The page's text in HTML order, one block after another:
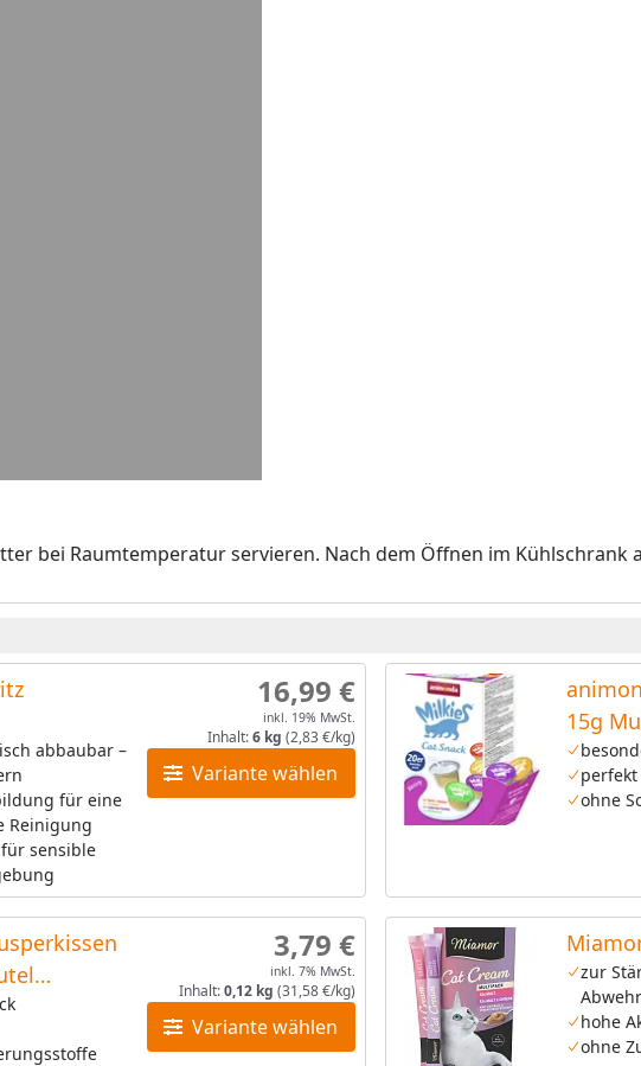
bei Raumtemperatur servieren. Nach dem Öffnen im Kühlschrank
abbaubar –
für eine
Reinigung
sensible
Variante wählen
16,99 €
inkl. 19% MwSt.
Inhalt:6 kg (2,83 €/kg)
15g
ohne
Variante wählen
3,79 €
inkl. 7% MwSt.
Inhalt:0,12 kg (31,58 €/kg)
zur
hohe
ohne